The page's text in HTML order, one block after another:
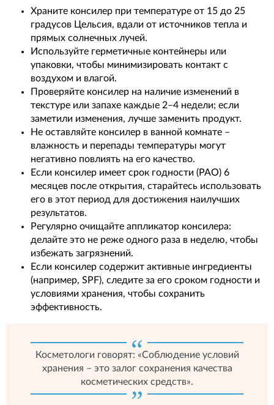
Храните консилер при температуре от 15 до 25
градусов Цельсия, вдали от источников тепла и
прямых солнечных лучей.
Используйте герметичные контейнеры или
упаковки, чтобы минимизировать контакт с
воздухом и влагой.
Проверяйте консилер на наличие изменений в
текстуре или запахе каждые 2–4 недели; если
заметили изменения, лучше заменить продукт.
Не оставляйте консилер в ванной комнате –
влажность и перепады температуры могут
негативно повлиять на его качество.
Если консилер имеет срок годности (PAO) 6
месяцев после открытия, старайтесь использовать
его в этот период для достижения наилучших
результатов.
Регулярно очищайте аппликатор консилера:
делайте это не реже одного раза в неделю, чтобы
избежать загрязнений.
Если консилер содержит активные ингредиенты
(например, SPF), следите за его сроком годности и
условиями хранения, чтобы сохранить
эффективность.
Косметологи говорят: «Соблюдение условий
хранения – это залог сохранения качества
косметических средств».